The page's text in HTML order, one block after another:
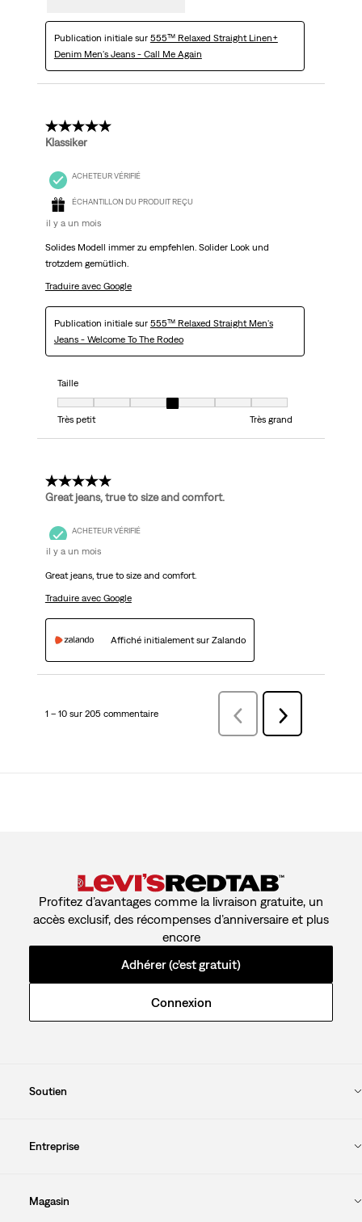
Publication initiale sur 555™ Relaxed Straight Linen+
Denim Men's Jeans - Call Me Again
5 étoile(s) sur 5.
Klassiker
ACHETEUR VÉRIFIÉ
ÉCHANTILLON DU PRODUIT REÇU
il y a un mois
Solides Modell immer zu empfehlen. Solider Look und
trotzdem gemütlich.
Traduire avec Google
Publication initiale sur 555™ Relaxed Straight Men's
Jeans - Welcome To The Rodeo
Taille
Taille, 4 sur 7, où 1 est égal à Très petit et 7 est égal à Très grand
Très petit
Très grand
5 étoile(s) sur 5.
Great jeans, true to size and comfort.
ACHETEUR VÉRIFIÉ
il y a un mois
Great jeans, true to size and comfort.
Traduire avec Google
Affiché initialement sur Zalando
1 – 10 sur 205 commentaire Précédentcommentaire
Suivant
commentaire
Profitez d’avantages comme la livraison gratuite, un
accès exclusif, des récompenses d’anniversaire et plus
encore
Adhérer (c’est gratuit)
Connexion
Soutien
Entreprise
Magasin